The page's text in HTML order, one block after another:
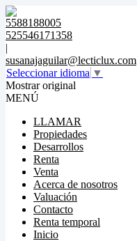
5588188005
525546171358
|
susanajaguilar@lecticlux.com
Seleccionar idioma ▼
Mostrar original
MENÚ
LLAMAR
Propiedades
Desarrollos
Renta
Venta
Acerca de nosotros
Valuación
Contacto
Renta temporal
Inicio